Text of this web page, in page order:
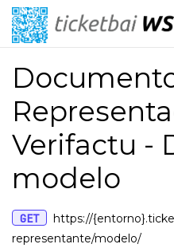
Verifactu -
modelo
GET
https://
representante/modelo/